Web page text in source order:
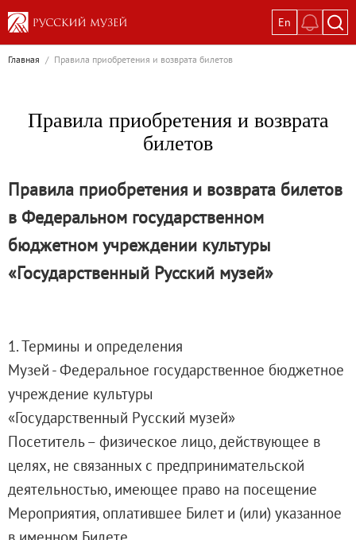
En
Выставки
Пётр Кончаловский. Сад в цвету
Иван Шишкин. Русский лес
Окрестности Санкт-Петербурга в
Памяти Киры Владимировны
Постоянные экспозиции
Постоянная экспозиция «Наш
Русское искусство XVIII века
Русское искусство второй половины
Русское народное искусство XVII-XXI
Будущие выставки
Выездные выставки
Садко
Михаил Нестеров
Архив выставок
Степан Эрьзя – скульптор мира. К
Главная / Правила приобретения и возврата билетов
Правила приобретения и возврата
билетов
Правила приобретения и возврата билетов
в Федеральном государственном
бюджетном учреждении культуры
«Государственный Русский музей»
1. Термины и определения
Музей - Федеральное государственное бюджетное
учреждение культуры
«Государственный Русский музей»
Посетитель – физическое лицо, действующее в
целях, не связанных с предпринимательской
деятельностью, имеющее право на посещение
Мероприятия, оплатившее Билет и (или) указанное